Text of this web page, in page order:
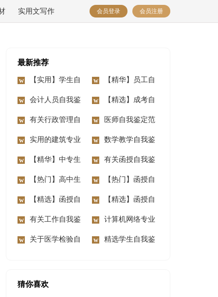
实用文写作 会员登录 会员注册
最新推荐
【实用】学生自
我鉴定汇总7篇
【精华】员工自
我鉴定模板8篇
会计人员自我鉴
定
【精选】成考自
我鉴定4篇
有关行政管理自
我鉴定合集7篇
医师自我鉴定范
文集合10篇
实用的建筑专业
自我鉴定3篇
数学教学自我鉴
定
【精华】中专生
自我鉴定10篇
有关函授自我鉴
定集合6篇
【热门】高中生
自我鉴定范文合集十
篇
【热门】函授自
我鉴定集合9篇
【精选】函授自
我鉴定3篇
【精选】函授自
我鉴定6篇
有关工作自我鉴
定四篇
计算机网络专业
毕业生自我鉴定
关于医学检验自 精选学生自我鉴
猜你喜欢